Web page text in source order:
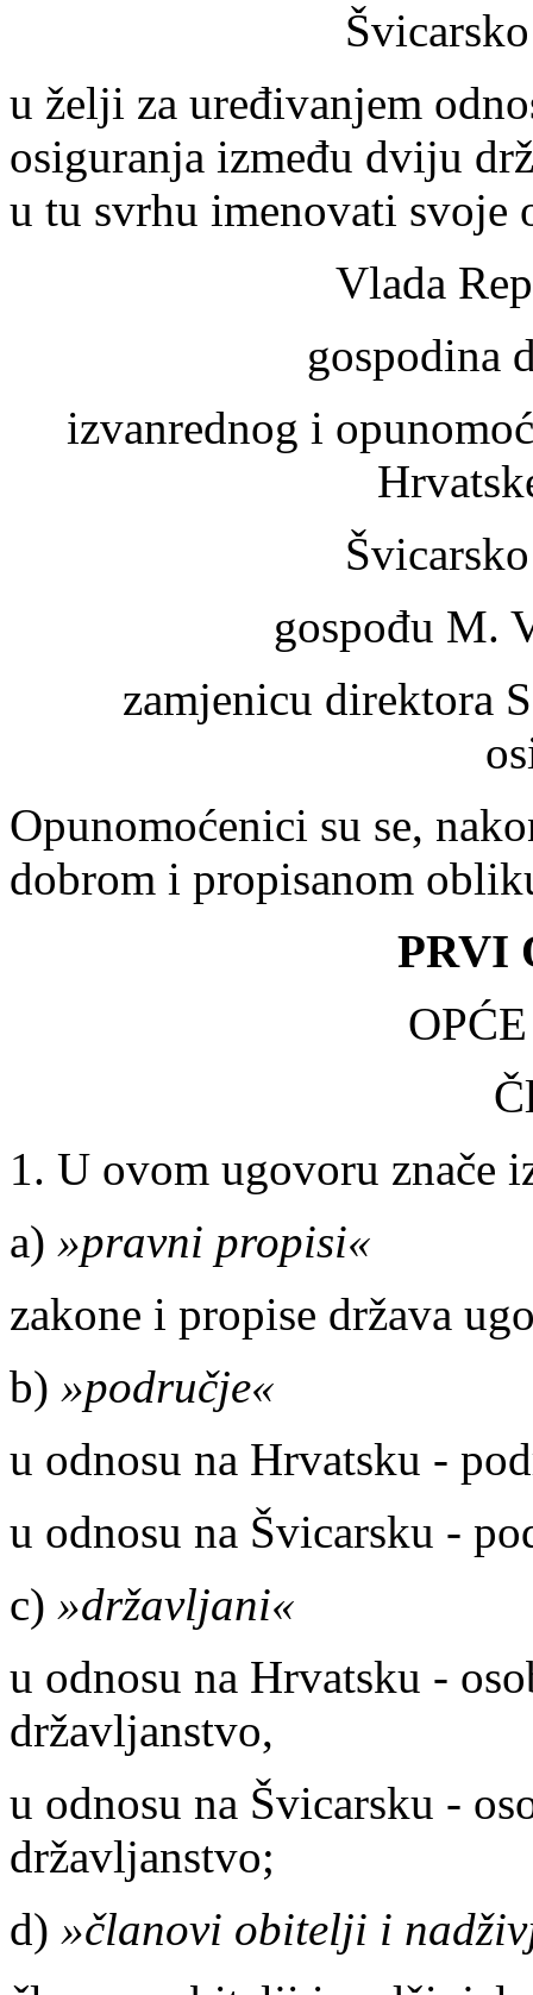
u želji za uređivanjem
osiguranja između dviju
u tu svrhu imenovati svoje
Vlada
gospodina
izvanrednog i
gospođu M.
zamjenicu direktora
Opunomoćenici su se,
dobrom i propisanom
PRVI
1. U ovom ugovoru znače
a) »pravni propisi«
zakone i propise država
b) »područje«
u odnosu na Hrvatsku -
u odnosu na Švicarsku -
c) »državljani«
u odnosu na Hrvatsku -
državljanstvo,
u odnosu na Švicarsku -
državljanstvo;
d) »članovi obitelji i